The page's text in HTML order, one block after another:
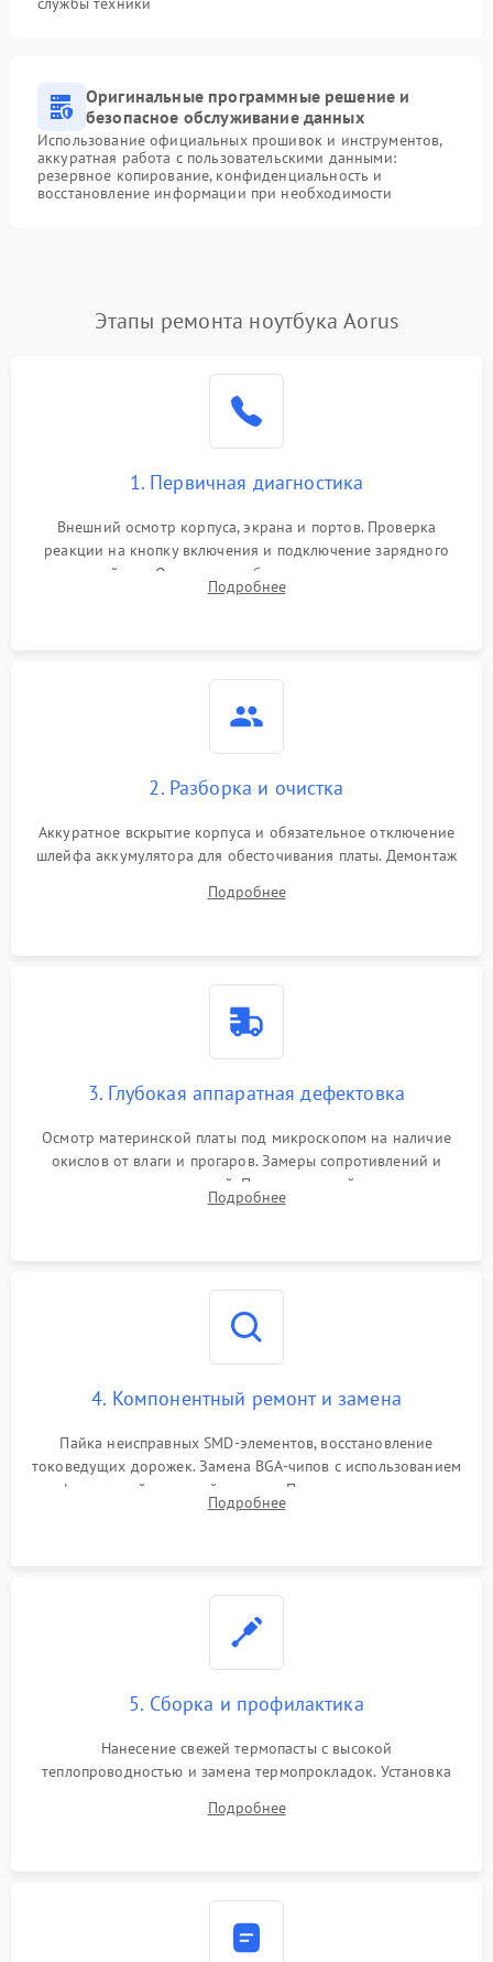
Оригинальные программные решение и
безопасное обслуживание данных
Использование официальных прошивок и инструментов,
аккуратная работа с пользовательскими данными:
резервное копирование, конфиденциальность и
восстановление информации при необходимости
Этапы ремонта ноутбука Aorus
1. Первичная диагностика
Внешний осмотр корпуса, экрана и портов. Проверка
реакции на кнопку включения и подключение зарядного
устройства. Оценка потребления тока с помощью
лабораторного блока питания для локализации проблемы.
Подробнее
2. Разборка и очистка
Аккуратное вскрытие корпуса и обязательное отключение
шлейфа аккумулятора для обесточивания платы. Демонтаж
высохшей термопасты с кристаллов чипов.
Подробнее
3. Глубокая аппаратная дефектовка
Осмотр материнской платы под микроскопом на наличие
окислов от влаги и прогаров. Замеры сопротивлений и
дежурных напряжений. Проверка цепей питания,
мультиконтроллера, процессора и видеочипа.
Подробнее
4. Компонентный ремонт и замена
Пайка неисправных SMD-элементов, восстановление
токоведущих дорожек. Замена BGA-чипов с использованием
инфракрасной паяльной станции. Прошивка микросхемы
BIOS или замена поврежденных портов USB
Подробнее
5. Сборка и профилактика
Нанесение свежей термопасты с высокой
теплопроводностью и замена термопрокладок. Установка
шлейфов, модулей памяти и накопителей. Предварительная
Подробнее